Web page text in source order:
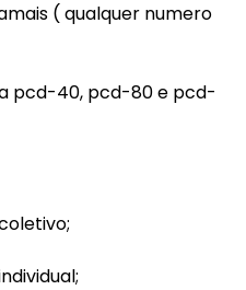
( qualquer numero
pcd-40, pcd-80 e pcd-